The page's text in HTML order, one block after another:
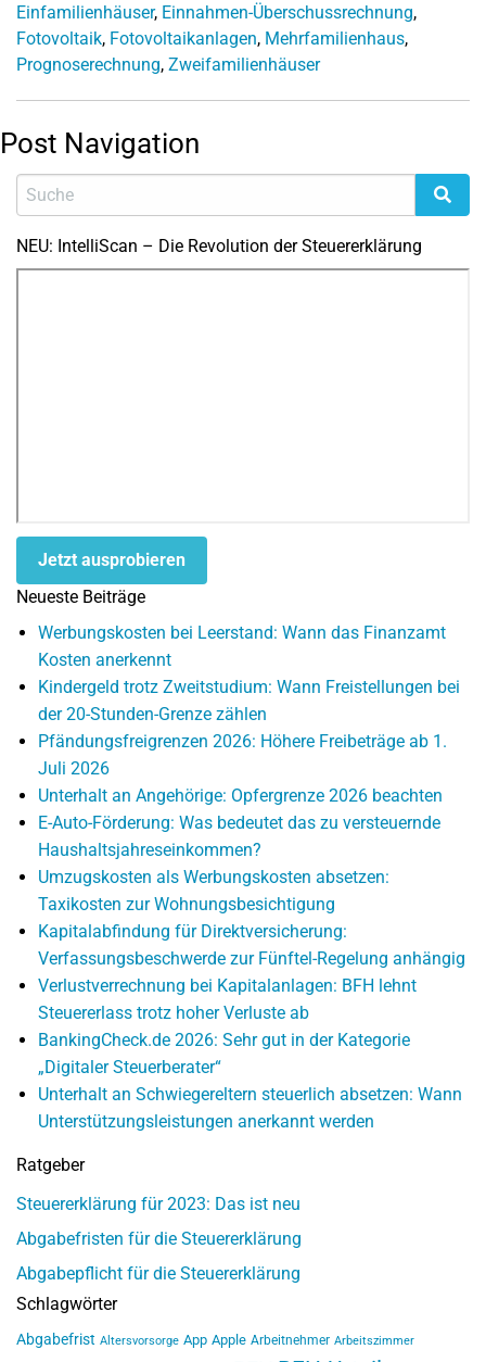
Einfamilienhäuser, Einnahmen-Überschussrechnung,
Fotovoltaik, Fotovoltaikanlagen, Mehrfamilienhaus,
Prognoserechnung, Zweifamilienhäuser
Post Navigation
NEU: IntelliScan – Die Revolution der Steuererklärung
Jetzt ausprobieren
Neueste Beiträge
Werbungskosten bei Leerstand: Wann das Finanzamt
Kosten anerkennt
Kindergeld trotz Zweitstudium: Wann Freistellungen bei
der 20-Stunden-Grenze zählen
Pfändungsfreigrenzen 2026: Höhere Freibeträge ab 1.
Juli 2026
Unterhalt an Angehörige: Opfergrenze 2026 beachten
E-Auto-Förderung: Was bedeutet das zu versteuernde
Haushaltsjahreseinkommen?
Umzugskosten als Werbungskosten absetzen:
Taxikosten zur Wohnungsbesichtigung
Kapitalabfindung für Direktversicherung:
Verfassungsbeschwerde zur Fünftel-Regelung anhängig
Verlustverrechnung bei Kapitalanlagen: BFH lehnt
Steuererlass trotz hoher Verluste ab
BankingCheck.de 2026: Sehr gut in der Kategorie
„Digitaler Steuerberater“
Unterhalt an Schwiegereltern steuerlich absetzen: Wann
Unterstützungsleistungen anerkannt werden
Ratgeber
Steuererklärung für 2023: Das ist neu
Abgabefristen für die Steuererklärung
Abgabepflicht für die Steuererklärung
Schlagwörter
Abgabefrist Altersvorsorge App Apple Arbeitnehmer Arbeitszimmer